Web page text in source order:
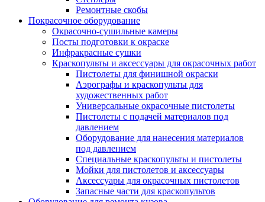
Ремонтные скобы
Покрасочное оборудование
Окрасочно-сушильные камеры
Посты подготовки к окраске
Инфракрасные сушки
Краскопульты и аксессуары для окрасочных работ
Пистолеты для финишной окраски
Аэрографы и краскопульты для
художественных работ
Универсальные окрасочные пистолеты
Пистолеты с подачей материалов под
давлением
Оборудование для нанесения материалов
под давлением
Специальные краскопульты и пистолеты
Мойки для пистолетов и аксессуары
Аксессуары для окрасочных пистолетов
Запасные части для краскопультов